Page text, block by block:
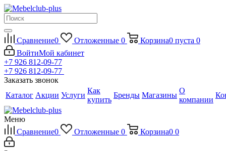
Сравнение0 Отложенные 0 Корзина0 пуста 0
ВойтиМой кабинет
+7 926 812-09-77
+7 926 812-09-77
Заказать звонок
Каталог Акции Услуги
Как
купить
Бренды Магазины
О
компании
Меню
Сравнение0 Отложенные 0 Корзина0 0